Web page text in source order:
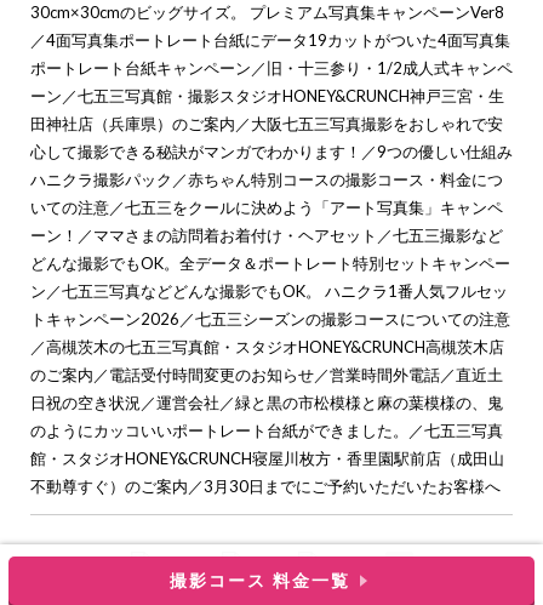
撮影コース 料金一覧
30cm×30cmのビッグサイズ。 プレミアム写真集キャンペーンVer8
／4面写真集ポートレート台紙にデータ19カットがついた4面写真集
ポートレート台紙キャンペーン ／旧・十三参り・1/2成人式キャンペ
ーン ／七五三写真館・撮影スタジオHONEY&CRUNCH神戸三宮・生
田神社店（兵庫県）のご案内 ／大阪七五三写真撮影をおしゃれで安
心して撮影できる秘訣がマンガでわかります！ ／9つの優しい仕組み
ハニクラ撮影パック ／赤ちゃん特別コースの撮影コース・料金につ
いての注意／七五三をクールに決めよう「アート写真集」キャンペ
ーン！ ／ママさまの訪問着お着付け・ヘアセット ／七五三撮影など
どんな撮影でもOK。全データ＆ポートレート特別セットキャンペー
ン ／七五三写真などどんな撮影でもOK。 ハニクラ1番人気フルセッ
トキャンペーン2026 ／七五三シーズンの撮影コースについての注意
／高槻茨木の七五三写真館・スタジオHONEY&CRUNCH高槻茨木店
のご案内 ／電話受付時間変更のお知らせ／営業時間外電話／直近土
日祝の空き状況 ／運営会社 ／緑と黒の市松模様と麻の葉模様の、鬼
のようにカッコいいポートレート台紙ができました。
／七五三写真
館・スタジオHONEY&CRUNCH寝屋川枚方・香里園駅前店（成田山
不動尊すぐ）のご案内 ／3月30日までにご予約いただいたお客様へ